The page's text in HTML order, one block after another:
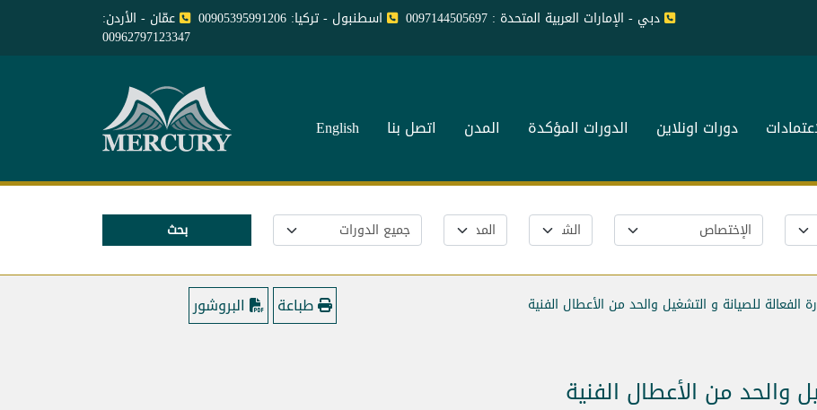
دبي - الإمارات العربية المتحدة : 0097144505697 اسطنبول - تركيا: 00905395991206 عمّان - الأردن:
00962797123347
دورات اونلاين الدورات المؤكدة المدن اتصل بنا English
بحث
الفعالة للصيانة و التشغيل والحد من الأعطال الفنية طباعة البروشور
والحد من الأعطال الفنية